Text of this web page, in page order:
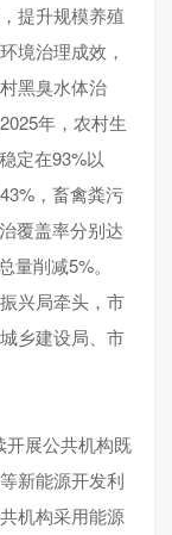
提升规模养殖
境治理成效，
黑臭水体治
年，农村生
定在93%以
，畜禽粪污
覆盖率分别达
削减5%。
兴局牵头，市
乡建设局、市
开展公共机构既
新能源开发利
机构采用能源